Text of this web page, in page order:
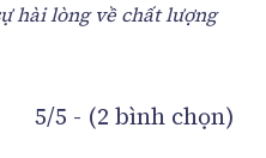
hài lòng về chất lượng
5/5 - (2 bình chọn)